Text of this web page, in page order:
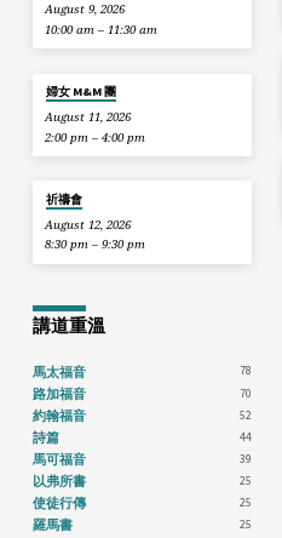
August 9, 2026
10:00 am – 11:30 am
婦女 M&M 團
August 11, 2026
2:00 pm – 4:00 pm
祈禱會
August 12, 2026
8:30 pm – 9:30 pm
講道重溫
馬太福音 78
路加福音 70
約翰福音 52
詩篇 44
馬可福音 39
以弗所書 25
使徒行傳 25
羅馬書 25